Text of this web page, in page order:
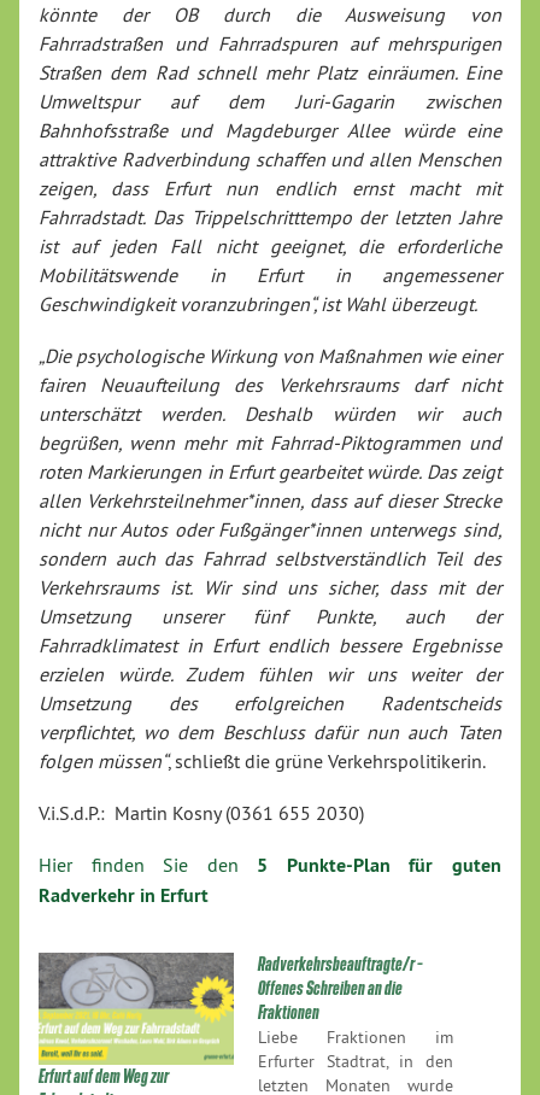
könnte der OB durch die Ausweisung von
Fahrradstraßen und Fahrradspuren auf mehrspurigen
Straßen dem Rad schnell mehr Platz einräumen. Eine
Umweltspur auf dem Juri-Gagarin zwischen
Bahnhofsstraße und Magdeburger Allee würde eine
attraktive Radverbindung schaffen und allen Menschen
zeigen, dass Erfurt nun endlich ernst macht mit
Fahrradstadt. Das Trippelschritttempo der letzten Jahre
ist auf jeden Fall nicht geeignet, die erforderliche
Mobilitätswende in Erfurt in angemessener
Geschwindigkeit voranzubringen“, ist Wahl überzeugt.
„Die psychologische Wirkung von Maßnahmen wie einer
fairen Neuaufteilung des Verkehrsraums darf nicht
unterschätzt werden. Deshalb würden wir auch
begrüßen, wenn mehr mit Fahrrad-Piktogrammen und
roten Markierungen in Erfurt gearbeitet würde. Das zeigt
allen Verkehrsteilnehmer*innen, dass auf dieser Strecke
nicht nur Autos oder Fußgänger*innen unterwegs sind,
sondern auch das Fahrrad selbstverständlich Teil des
Verkehrsraums ist. Wir sind uns sicher, dass mit der
Umsetzung unserer fünf Punkte, auch der
Fahrradklimatest in Erfurt endlich bessere Ergebnisse
erzielen würde. Zudem fühlen wir uns weiter der
Umsetzung des erfolgreichen Radentscheids
verpflichtet, wo dem Beschluss dafür nun auch Taten
folgen müssen“, schließt die grüne Verkehrspolitikerin.
V.i.S.d.P.: Martin Kosny (0361 655 2030)
Hier finden Sie den 5 Punkte-Plan für guten
Radverkehr in Erfurt
Erfurt auf dem Weg zur
Radverkehrsbeauftragte/r –
Offenes Schreiben an die
Fraktionen
Liebe Fraktionen im
Erfurter Stadtrat, in den
letzten Monaten wurde